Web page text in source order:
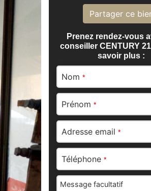
Partager ce
Prenez rendez-vous
conseiller CENTURY
savoir plus :
Nom *
Prénom *
Adresse email *
Téléphone *
Message facultatif